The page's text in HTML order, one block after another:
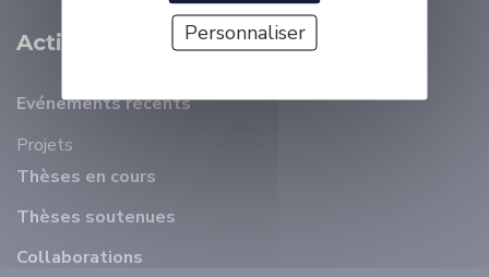
Activité Scientifique
Evénements récents
Projets
Thèses en cours
Thèses soutenues
Collaborations
Personnaliser